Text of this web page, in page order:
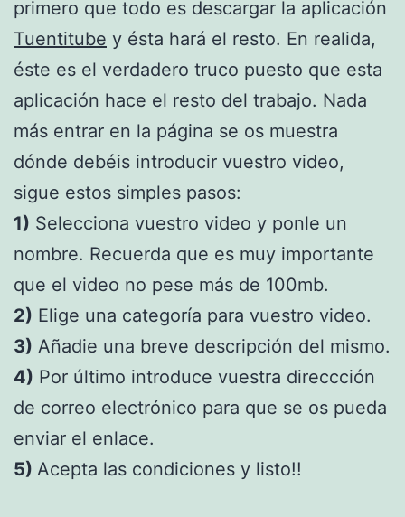
primero que todo es descargar la aplicación
Tuentitube y ésta hará el resto. En realida,
éste es el verdadero truco puesto que esta
aplicación hace el resto del trabajo. Nada
más entrar en la página se os muestra
dónde debéis introducir vuestro video,
sigue estos simples pasos:
1) Selecciona vuestro video y ponle un
nombre. Recuerda que es muy importante
que el video no pese más de 100mb.
2) Elige una categoría para vuestro video.
3) Añadie una breve descripción del mismo.
4) Por último introduce vuestra direccción
de correo electrónico para que se os pueda
enviar el enlace.
5) Acepta las condiciones y listo!!